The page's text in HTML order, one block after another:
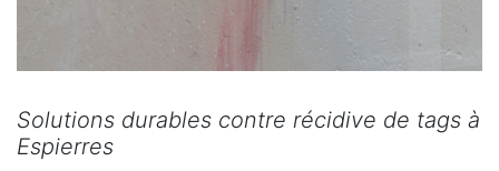
Solutions durables contre récidive de tags à
Espierres